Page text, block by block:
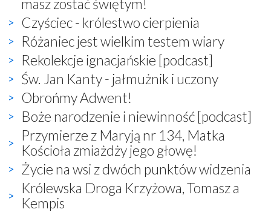
masz zostać świętym!
Czyściec - królestwo cierpienia
Różaniec jest wielkim testem wiary
Rekolekcje ignacjańskie [podcast]
Św. Jan Kanty - jałmużnik i uczony
Obrońmy Adwent!
Boże narodzenie i niewinność [podcast]
Przymierze z Maryją nr 134, Matka
Kościoła zmiażdży jego głowę!
Życie na wsi z dwóch punktów widzenia
Królewska Droga Krzyżowa, Tomasz a
Kempis